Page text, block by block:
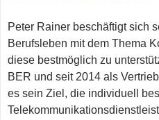
Peter Rainer beschäftigt sich
Berufsleben mit dem Thema
diese bestmöglich zu
BER und seit 2014 als
es sein Ziel, die individuell